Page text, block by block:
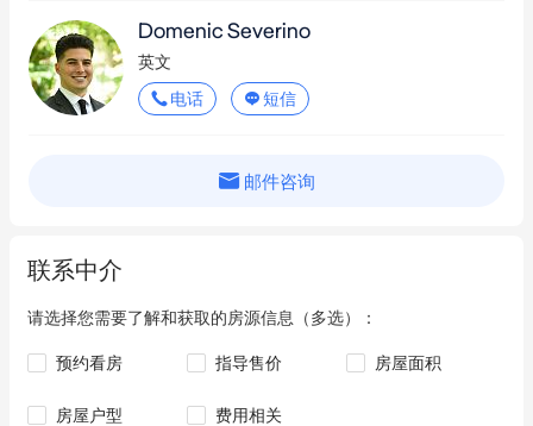
Domenic Severino
英文
电话
短信
邮件咨询
联系中介
请选择您需要了解和获取的房源信息（多选）：
预约看房 指导售价 房屋面积
房屋户型 费用相关